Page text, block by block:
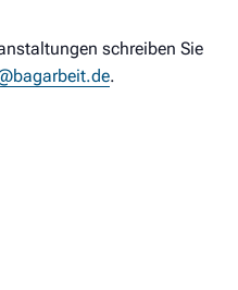
schreiben Sie
.